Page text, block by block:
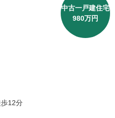
12分
中古一戸建住宅
980万円